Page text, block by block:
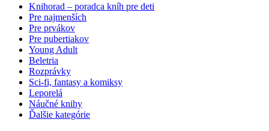
Knihorad – poradca kníh pre deti
Pre najmenších
Pre prvákov
Pre pubertiakov
Young Adult
Beletria
Rozprávky
Sci-fi, fantasy a komiksy
Leporelá
Náučné knihy
Ďalšie kategórie